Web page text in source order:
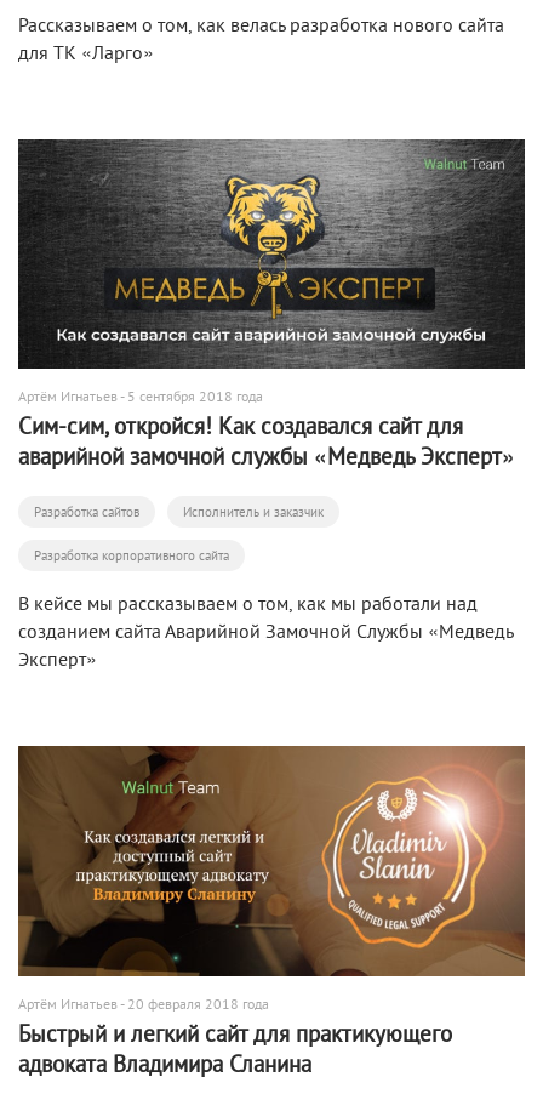
Рассказываем о том, как велась разработка нового сайта
для ТК «Ларго»
Артём Игнатьев- 5 сентября 2018 года
Сим-сим, откройся! Как создавался сайт для
аварийной замочной службы «Медведь Эксперт»
Разработка сайтов Исполнитель и заказчик
Разработка корпоративного сайта
В кейсе мы рассказываем о том, как мы работали над
созданием сайта Аварийной Замочной Службы «Медведь
Эксперт»
Артём Игнатьев- 20 февраля 2018 года
Быстрый и легкий сайт для практикующего
адвоката Владимира Сланина